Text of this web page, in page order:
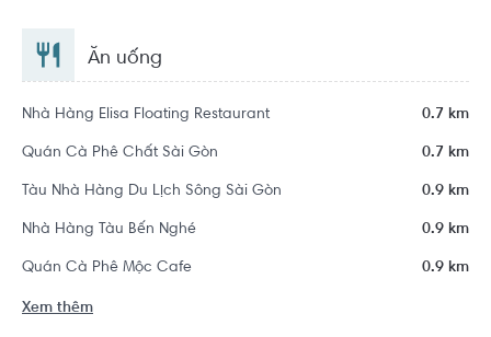
Ăn uống
Nhà Hàng Elisa Floating Restaurant 0.7 km
Quán Cà Phê Chất Sài Gòn 0.7 km
Tàu Nhà Hàng Du Lịch Sông Sài Gòn 0.9 km
Nhà Hàng Tàu Bến Nghé 0.9 km
Quán Cà Phê Mộc Cafe 0.9 km
Xem thêm